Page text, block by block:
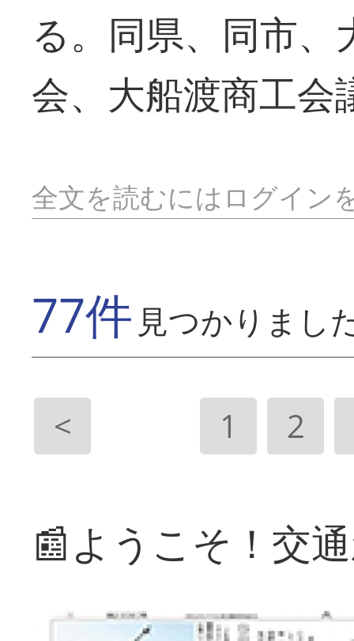
る。同県、同市
会、大船渡商工会
全文を読むにはログイン
77件 見つかりまし
< 1 2
📰ようこそ！交